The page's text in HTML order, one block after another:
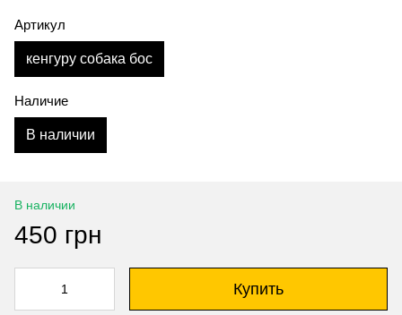
Артикул
кенгуру собака бос
Наличие
В наличии
В наличии
450 грн
Купить